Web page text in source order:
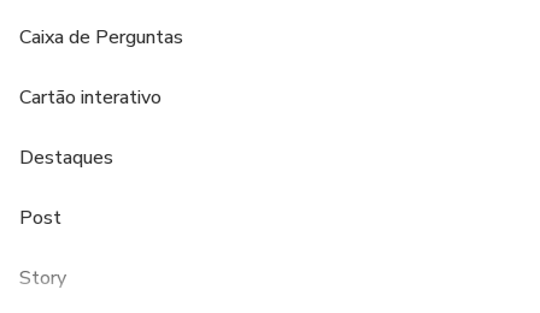
Caixa de Perguntas
Cartão interativo
Destaques
Post
Story